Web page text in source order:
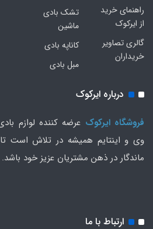
راهنمای خرید
از ایرکوک
گالری تصاویر
خریداران
تشک بادی
ماشین
کاناپه بادی
مبل بادی
درباره ایرکوک
فروشگاه ایرکوک عرضه کننده لوازم
وی و اینتایم همیشه در تلاش است
ماندگار در ذهن مشتریان عزیز خود باشد.
ارتباط با ما